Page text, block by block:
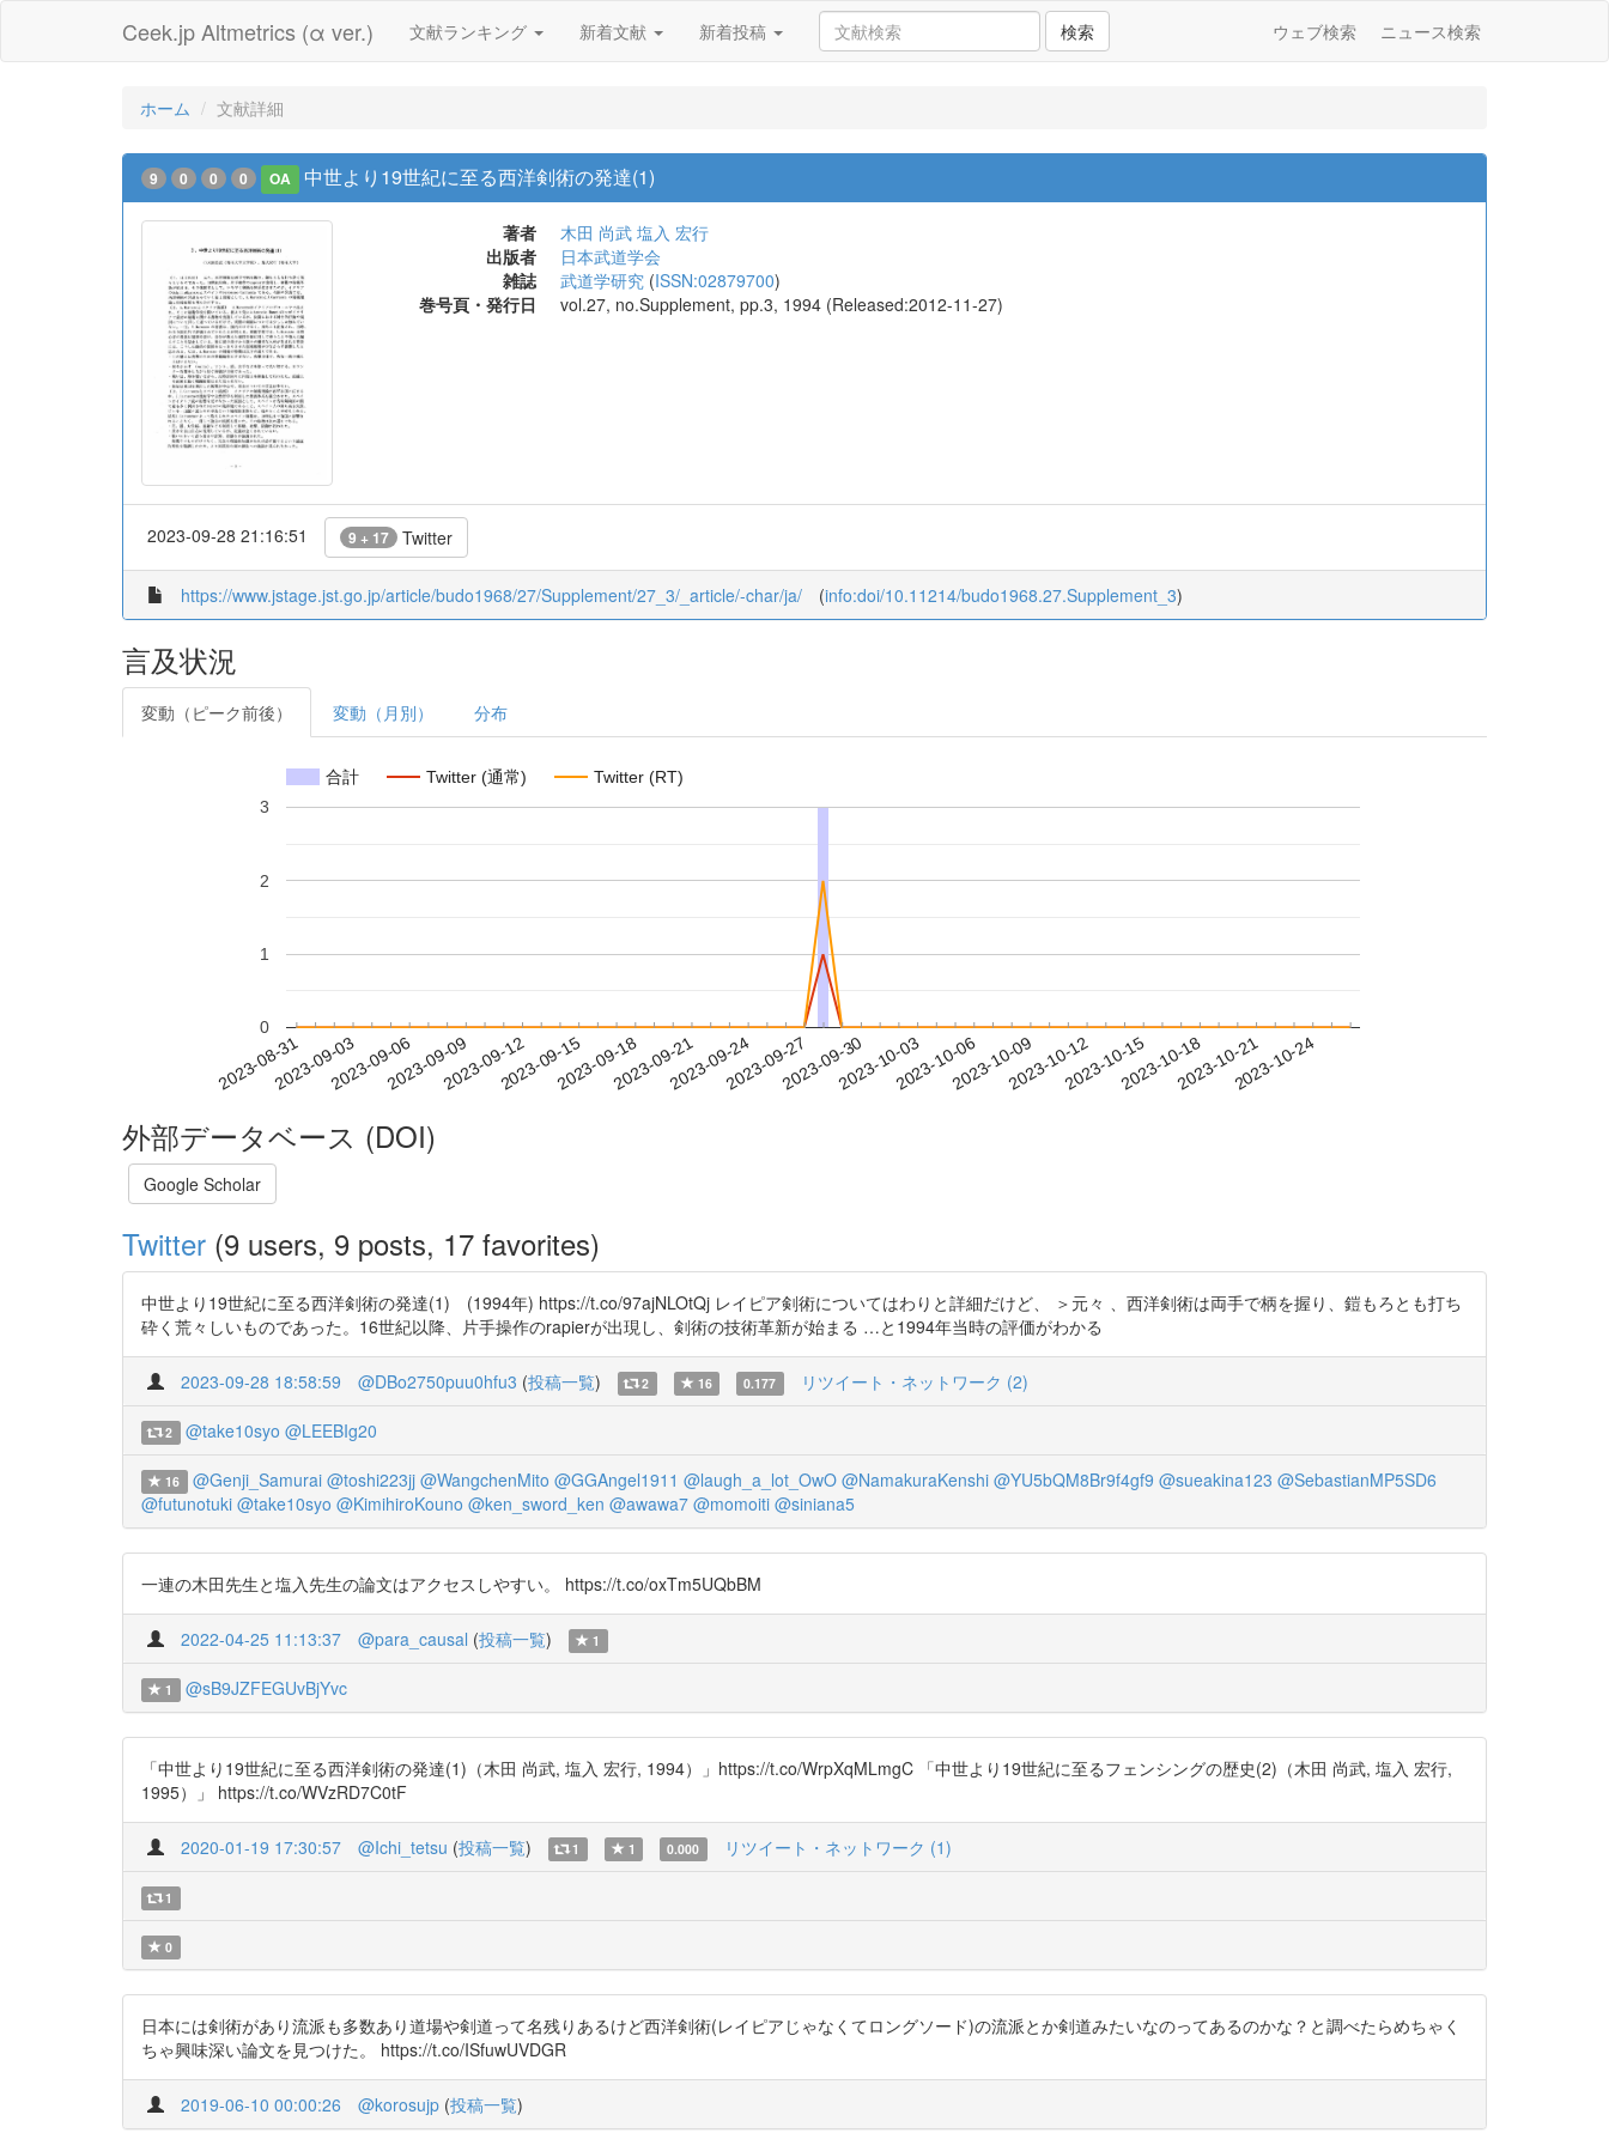
Ceek.jp Altmetrics (α ver.) 文献ランキング 新着文献 新着投稿 検索 ウェブ検索 ニュース検索
ホーム 文献詳細
9 0 0 0 OA 中世より19世紀に至る西洋剣術の発達(1)
著者 木田 尚武 塩入 宏行
出版者
日本武道学会
雑誌
武道学研究 (ISSN:02879700)
巻号頁・発行日
vol.27, no.Supplement, pp.3, 1994 (Released:2012-11-27)
2023-09-28 21:16:51 9 + 17 Twitter
https://www.jstage.jst.go.jp/article/budo1968/27/Supplement/27_3/_article/-char/ja/ (info:doi/10.11214/budo1968.27.Supplement_3)
言及状況
変動（ピーク前後） 変動（月別） 分布
合計 Twitter (通常) Twitter (RT)
2023-08-312023-09-032023-09-062023-09-092023-09-122023-09-152023-09-182023-09-212023-09-242023-09-272023-09-302023-10-032023-10-062023-10-092023-10-122023-10-152023-10-182023-10-212023-10-24
0
1
2
3
外部データベース (DOI)
Google Scholar
Twitter (9 users, 9 posts, 17 favorites)
中世より19世紀に至る西洋剣術の発達(1) (1994年) https://t.co/97ajNLOtQj レイピア剣術についてはわりと詳細だけど、 ＞元々 、西洋剣術は両手で柄を握り、鎧もろとも打ち
砕く荒々しいものであった。16世紀以降、片手操作のrapierが出現し、剣術の技術革新が始まる …と1994年当時の評価がわかる
2023-09-28 18:58:59 @DBo2750puu0hfu3 (投稿一覧) 2 16 0.177 リツイート・ネットワーク (2)
2 @take10syo @LEEBIg20
16 @Genji_Samurai @toshi223jj @WangchenMito @GGAngel1911 @laugh_a_lot_OwO @NamakuraKenshi @YU5bQM8Br9f4gf9 @sueakina123 @SebastianMP5SD6
@futunotuki @take10syo @KimihiroKouno @ken_sword_ken @awawa7 @momoiti @siniana5
一連の木田先生と塩入先生の論文はアクセスしやすい。 https://t.co/oxTm5UQbBM
2022-04-25 11:13:37 @para_causal (投稿一覧) 1
1 @sB9JZFEGUvBjYvc
「中世より19世紀に至る西洋剣術の発達(1)（木田 尚武, 塩入 宏行, 1994）」https://t.co/WrpXqMLmgC 「中世より19世紀に至るフェンシングの歴史(2)（木田 尚武, 塩入 宏行,
1995）」 https://t.co/WVzRD7C0tF
2020-01-19 17:30:57 @Ichi_tetsu (投稿一覧) 1 1 0.000 リツイート・ネットワーク (1)
1
0
日本には剣術があり流派も多数あり道場や剣道って名残りあるけど西洋剣術(レイピアじゃなくてロングソード)の流派とか剣道みたいなのってあるのかな？と調べたらめちゃく
ちゃ興味深い論文を見つけた。 https://t.co/ISfuwUVDGR
2019-06-10 00:00:26 @korosujp (投稿一覧)